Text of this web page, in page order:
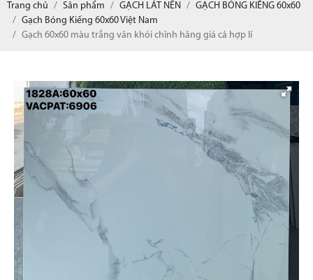
Trang chủ Sản phẩm GẠCH LÁT NỀN
GẠCH BÓNG KIẾNG 60x60
Gạch Bóng Kiếng 60x60 Việt Nam
Gạch 60x60 màu trắng vân khói chĩnh hãng giá cả hợp lí